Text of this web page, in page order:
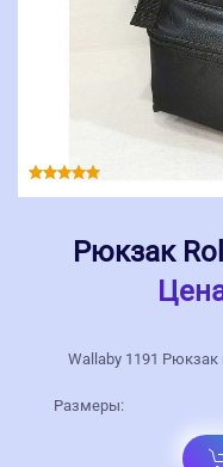
Рюкзак
Wallaby 1191 Рюкзак
Размеры: